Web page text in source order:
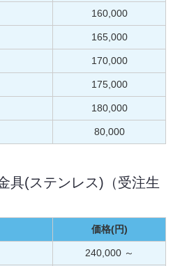
160,000
165,000
170,000
175,000
180,000
80,000
(ステンレス)（受注生
価格(円)
240,000 ～